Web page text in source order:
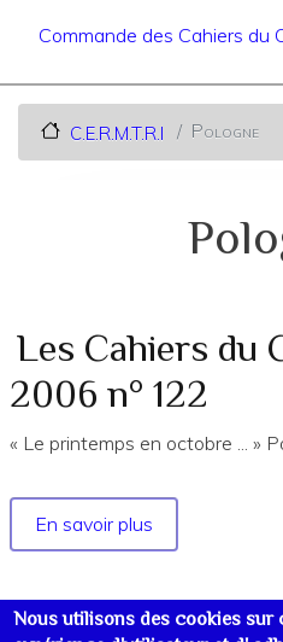
Nous utilisons des cookies sur
Commande des Cahiers du
C.E.R.M.T.R.I Pologne
Les Cahiers du
2006 n° 122
« Le printemps en octobre ... »
En savoir plus
Les
du